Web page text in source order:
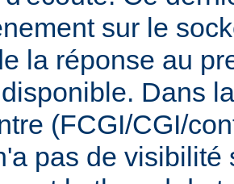
sur le
la réponse au
Dans
(FCGI/CGI/
pas de visibilité